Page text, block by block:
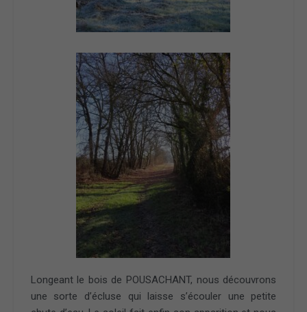
Longeant le bois de POUSACHANT, nous découvrons
une sorte d’écluse qui laisse s’écouler une petite